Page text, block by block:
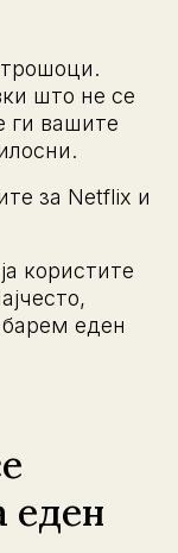
што не се
ги вашите
за Netflix и
користите
барем еден
еден